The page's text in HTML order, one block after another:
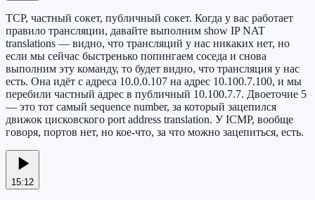
TCP, частный сокет, публичный сокет. Когда у вас работает
правило трансляции, давайте выполним show IP NAT
translations — видно, что трансляций у нас никаких нет, но
если мы сейчас быстренько попингаем соседа и снова
выполним эту команду, то будет видно, что трансляция у нас
есть. Она идёт с адреса 10.0.0.107 на адрес 10.100.7.100, и мы
перебили частный адрес в публичный 10.100.7.7. Двоеточие 5
— это тот самый sequence number, за который зацепился
движок цисковского port address translation. У ICMP, вообще
говоря, портов нет, но кое-что, за что можно зацепиться, есть.
15:12